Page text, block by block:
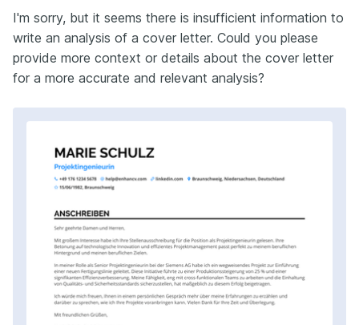
I'm sorry, but it seems there is insufficient information to
write an analysis of a cover letter. Could you please
provide more context or details about the cover letter
for a more accurate and relevant analysis?